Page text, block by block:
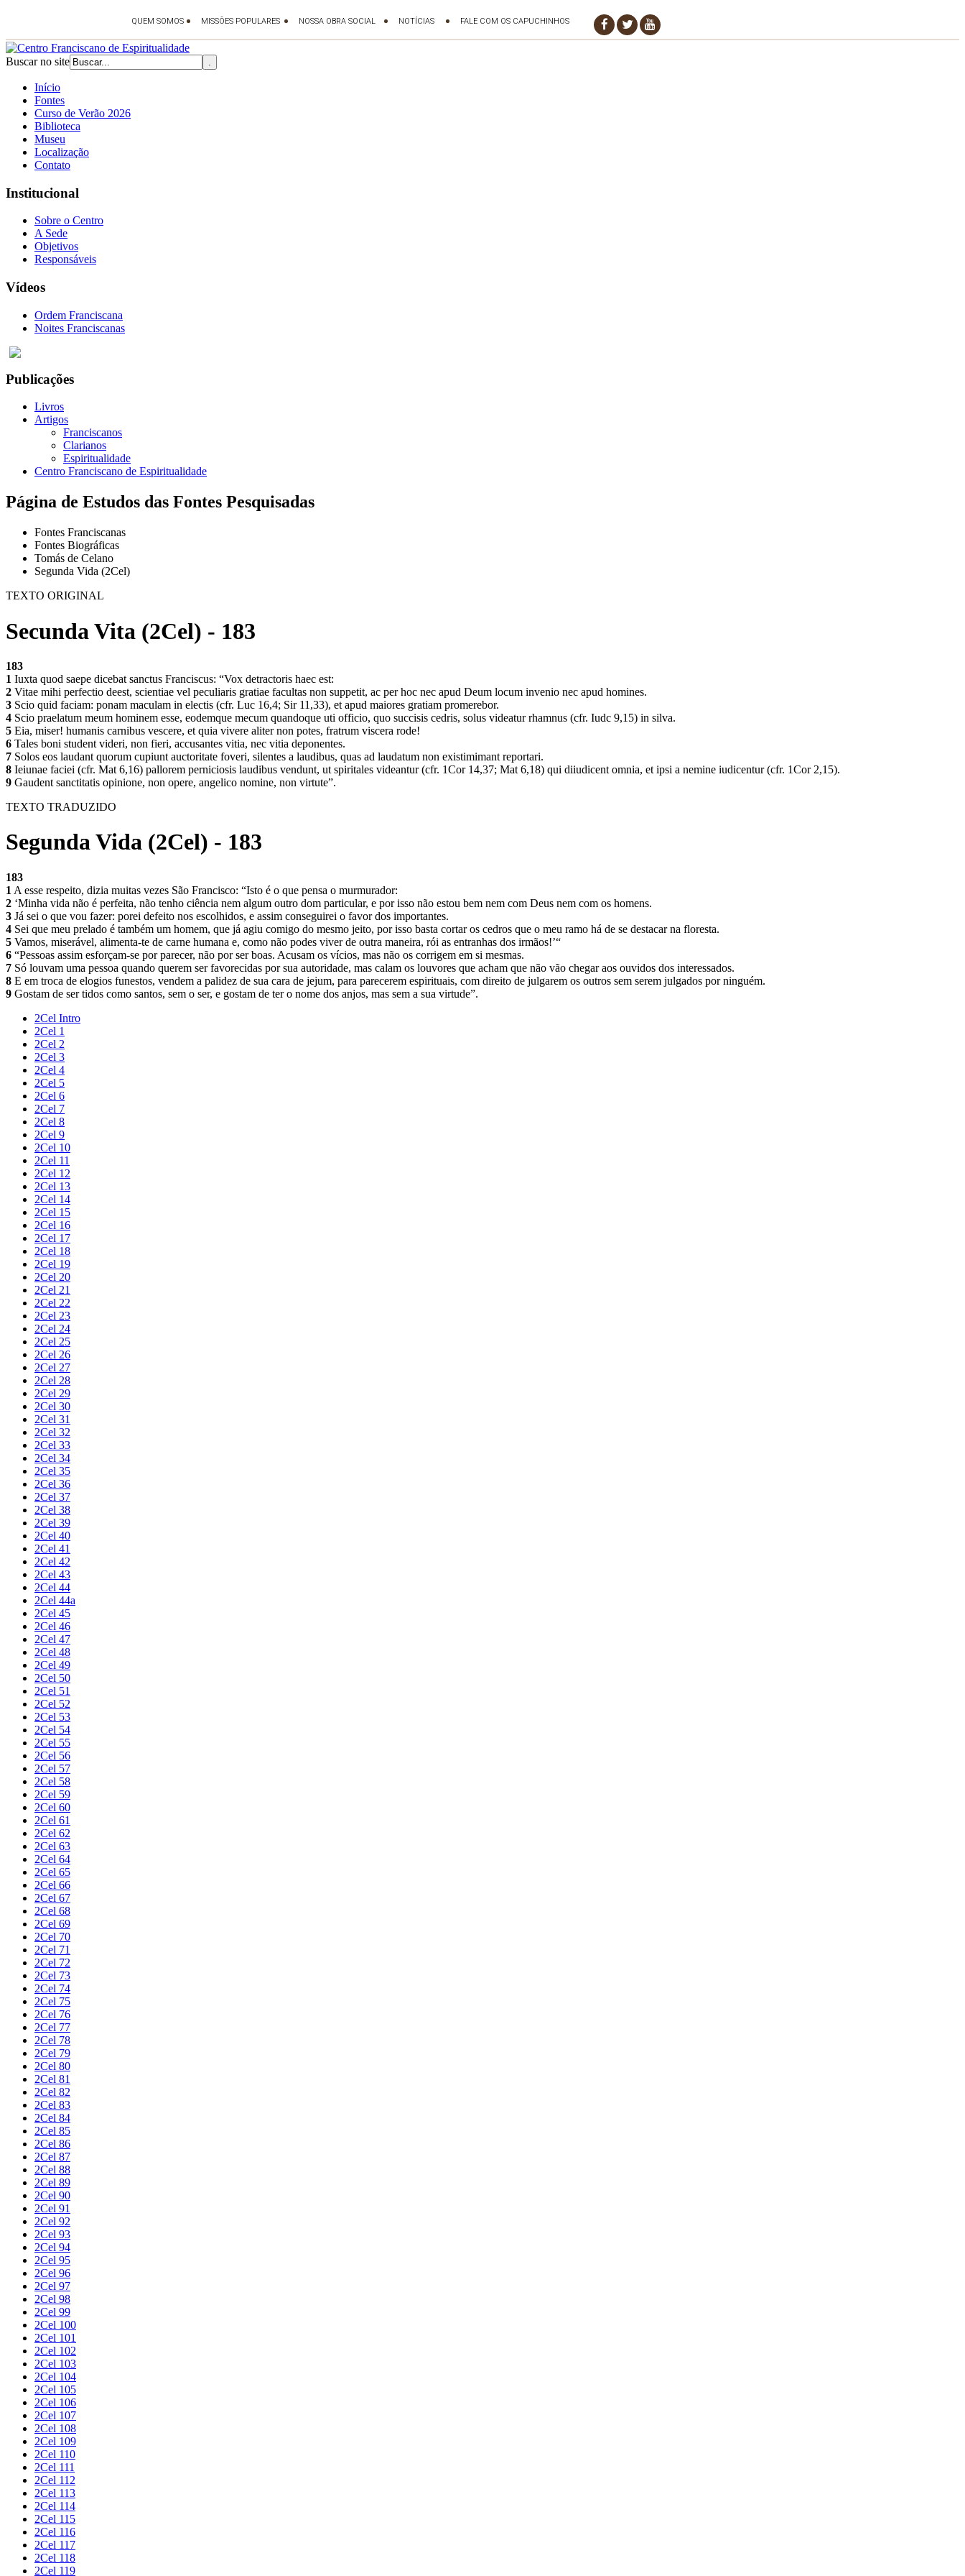
Buscar no site
Início
Fontes
Curso de Verão 2026
Biblioteca
Museu
Localização
Contato
Institucional
Sobre o Centro
A Sede
Objetivos
Responsáveis
Vídeos
Ordem Franciscana
Noites Franciscanas
Publicações
Livros
Artigos
Franciscanos
Clarianos
Espiritualidade
Centro Franciscano de Espiritualidade
Página de Estudos das Fontes Pesquisadas
Fontes Franciscanas
Fontes Biográficas
Tomás de Celano
Segunda Vida (2Cel)
TEXTO ORIGINAL
Secunda Vita (2Cel) - 183
183
1 Iuxta quod saepe dicebat sanctus Franciscus: “Vox detractoris haec est:
2 Vitae mihi perfectio deest, scientiae vel peculiaris gratiae facultas non suppetit, ac per hoc nec apud Deum locum invenio nec apud homines.
3 Scio quid faciam: ponam maculam in electis (cfr. Luc 16,4; Sir 11,33), et apud maiores gratiam promerebor.
4 Scio praelatum meum hominem esse, eodemque mecum quandoque uti officio, quo succisis cedris, solus videatur rhamnus (cfr. Iudc 9,15) in silva.
5 Eia, miser! humanis carnibus vescere, et quia vivere aliter non potes, fratrum viscera rode!
6 Tales boni student videri, non fieri, accusantes vitia, nec vitia deponentes.
7 Solos eos laudant quorum cupiunt auctoritate foveri, silentes a laudibus, quas ad laudatum non existimimant reportari.
8 Ieiunae faciei (cfr. Mat 6,16) pallorem perniciosis laudibus vendunt, ut spiritales videantur (cfr. 1Cor 14,37; Mat 6,18) qui diiudicent omnia, et ipsi a nemine iudicentur (cfr. 1Cor 2,15).
9 Gaudent sanctitatis opinione, non opere, angelico nomine, non virtute”.
TEXTO TRADUZIDO
Segunda Vida (2Cel) - 183
183
1 A esse respeito, dizia muitas vezes São Francisco: “Isto é o que pensa o murmurador:
2 ‘Minha vida não é perfeita, não tenho ciência nem algum outro dom particular, e por isso não estou bem nem com Deus nem com os homens.
3 Já sei o que vou fazer: porei defeito nos escolhidos, e assim conseguirei o favor dos importantes.
4 Sei que meu prelado é também um homem, que já agiu comigo do mesmo jeito, por isso basta cortar os cedros que o meu ramo há de se destacar na floresta.
5 Vamos, miserável, alimenta-te de carne humana e, como não podes viver de outra maneira, rói as entranhas dos irmãos!’“
6 “Pessoas assim esforçam-se por parecer, não por ser boas. Acusam os vícios, mas não os corrigem em si mesmas.
7 Só louvam uma pessoa quando querem ser favorecidas por sua autoridade, mas calam os louvores que acham que não vão chegar aos ouvidos dos interessados.
8 E em troca de elogios funestos, vendem a palidez de sua cara de jejum, para parecerem espirituais, com direito de julgarem os outros sem serem julgados por ninguém.
9 Gostam de ser tidos como santos, sem o ser, e gostam de ter o nome dos anjos, mas sem a sua virtude”.
2Cel Intro
2Cel 1
2Cel 2
2Cel 3
2Cel 4
2Cel 5
2Cel 6
2Cel 7
2Cel 8
2Cel 9
2Cel 10
2Cel 11
2Cel 12
2Cel 13
2Cel 14
2Cel 15
2Cel 16
2Cel 17
2Cel 18
2Cel 19
2Cel 20
2Cel 21
2Cel 22
2Cel 23
2Cel 24
2Cel 25
2Cel 26
2Cel 27
2Cel 28
2Cel 29
2Cel 30
2Cel 31
2Cel 32
2Cel 33
2Cel 34
2Cel 35
2Cel 36
2Cel 37
2Cel 38
2Cel 39
2Cel 40
2Cel 41
2Cel 42
2Cel 43
2Cel 44
2Cel 44a
2Cel 45
2Cel 46
2Cel 47
2Cel 48
2Cel 49
2Cel 50
2Cel 51
2Cel 52
2Cel 53
2Cel 54
2Cel 55
2Cel 56
2Cel 57
2Cel 58
2Cel 59
2Cel 60
2Cel 61
2Cel 62
2Cel 63
2Cel 64
2Cel 65
2Cel 66
2Cel 67
2Cel 68
2Cel 69
2Cel 70
2Cel 71
2Cel 72
2Cel 73
2Cel 74
2Cel 75
2Cel 76
2Cel 77
2Cel 78
2Cel 79
2Cel 80
2Cel 81
2Cel 82
2Cel 83
2Cel 84
2Cel 85
2Cel 86
2Cel 87
2Cel 88
2Cel 89
2Cel 90
2Cel 91
2Cel 92
2Cel 93
2Cel 94
2Cel 95
2Cel 96
2Cel 97
2Cel 98
2Cel 99
2Cel 100
2Cel 101
2Cel 102
2Cel 103
2Cel 104
2Cel 105
2Cel 106
2Cel 107
2Cel 108
2Cel 109
2Cel 110
2Cel 111
2Cel 112
2Cel 113
2Cel 114
2Cel 115
2Cel 116
2Cel 117
2Cel 118
2Cel 119